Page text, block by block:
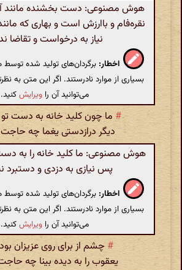
هوش مصنوعی: دست بخشنده مانند
نقره‌فام و باارزش است و بهاری که
نیاز به درخواست و تقاضا
اخطار: برگردان‌های تولید شده
بسیاری از موارد نادرستند. اگر این متن به
می‌توانید آن را ویرایشکنید.
# ما چون کلید خانه به دست تو
دیگر درازدستی یغما چه
هوش مصنوعی: ما کلید خانه را به
پس نیازی به دزدی و
اخطار: برگردان‌های تولید شده
بسیاری از موارد نادرستند. اگر این متن به
می‌توانید آن را ویرایشکنید.
# چشم از برای روی عزیزان
یعقوب را به دیده بینا چه